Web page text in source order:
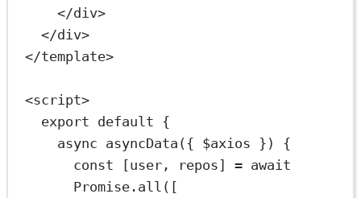
</div>
</div>
</template>
<script>
export default {
async asyncData ({ $axios }) {
const [user , repos] = await
Promise . all ([